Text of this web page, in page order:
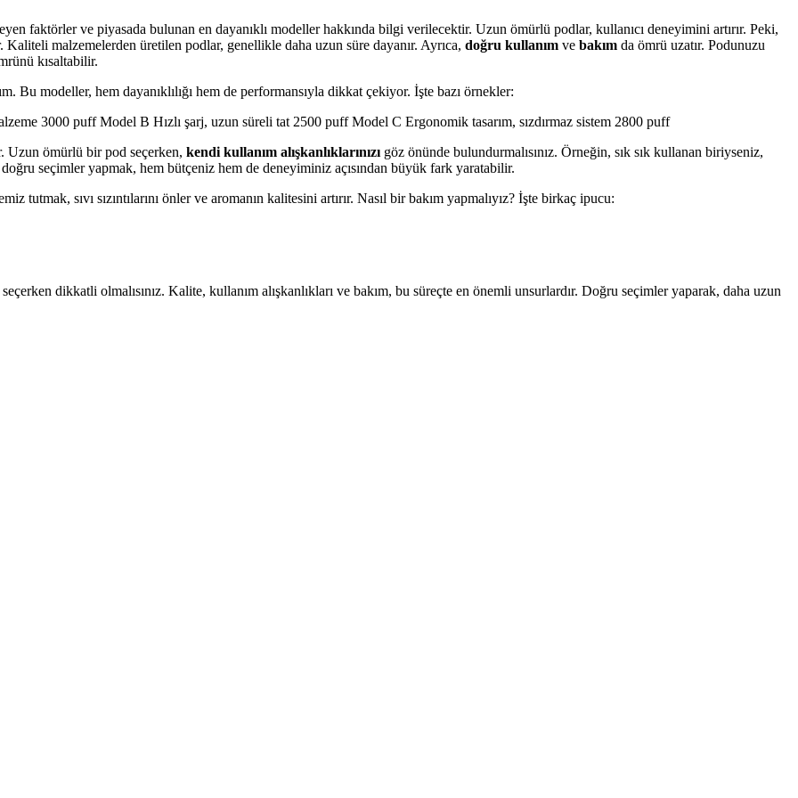
faktörler ve piyasada bulunan en dayanıklı modeller hakkında bilgi verilecektir. Uzun ömürlü podlar, kullanıcı deneyimini artırır. Peki,
malzemelerden üretilen podlar, genellikle daha uzun süre dayanır. Ayrıca, doğru kullanım ve bakım da ömrü uzatır. Podunuzu
kısaltabilir.
modeller, hem dayanıklılığı hem de performansıyla dikkat çekiyor. İşte bazı örnekler:
3000 puff Model B Hızlı şarj, uzun süreli tat 2500 puff Model C Ergonomik tasarım, sızdırmaz sistem 2800 puff
Uzun ömürlü bir pod seçerken, kendi kullanım alışkanlıklarınızı göz önünde bulundurmalısınız. Örneğin, sık sık kullanan biriyseniz,
seçimler yapmak, hem bütçeniz hem de deneyiminiz açısından büyük fark yaratabilir.
tutmak, sıvı sızıntılarını önler ve aromanın kalitesini artırır. Nasıl bir bakım yapmalıyız? İşte birkaç ipucu:
dikkatli olmalısınız. Kalite, kullanım alışkanlıkları ve bakım, bu süreçte en önemli unsurlardır. Doğru seçimler yaparak, daha uzun